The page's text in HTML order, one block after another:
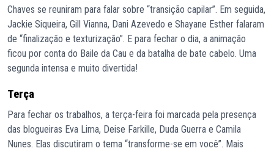
Chaves se reuniram para falar sobre “transição capilar”. Em seguida,
Jackie Siqueira, Gill Vianna, Dani Azevedo e Shayane Esther falaram
de “finalização e texturização”. E para fechar o dia, a animação
ficou por conta do Baile da Cau e da batalha de bate cabelo. Uma
segunda intensa e muito divertida!
Terça
Para fechar os trabalhos, a terça-feira foi marcada pela presença
das blogueiras Eva Lima, Deise Farkille, Duda Guerra e Camila
Nunes. Elas discutiram o tema “transforme-se em você”. Mais